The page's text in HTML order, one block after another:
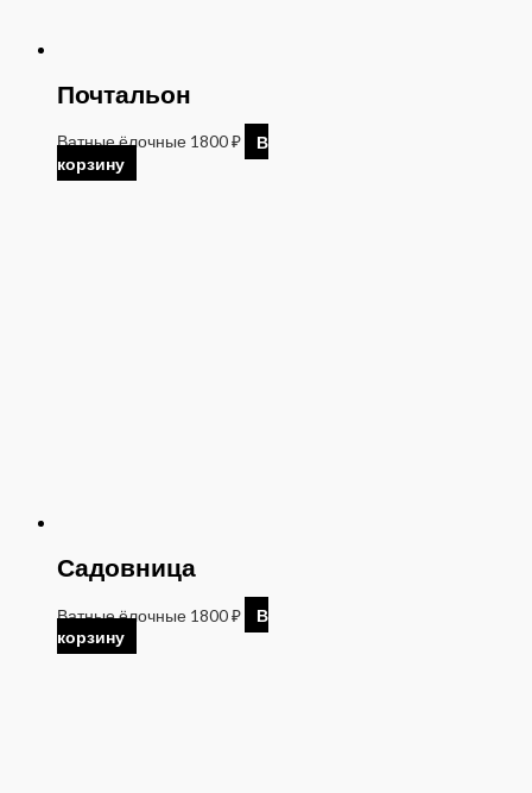
Почтальон
Ватные ёлочные 1800₽
В
корзину
Садовница
Ватные ёлочные 1800₽
В
корзину